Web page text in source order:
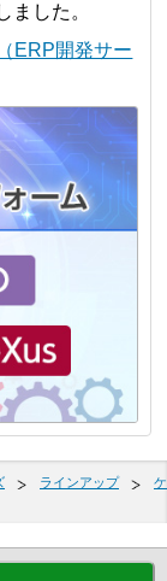
ました。
ERP開発サー
ラインアップ
ケ